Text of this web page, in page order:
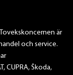
är
och service.
CUPRA, Škoda,